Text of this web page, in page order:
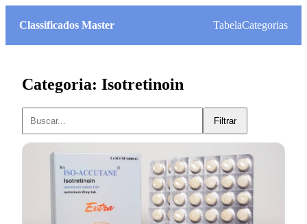
Classificados Master TabelaCategorias
Categoria: Isotretinoin
Filtrar